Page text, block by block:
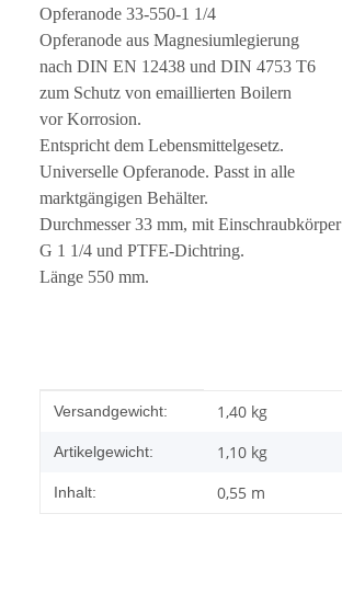
Opferanode 33-550-1 1/4
Opferanode aus Magnesiumlegierung
nach DIN EN 12438 und DIN 4753 T6
zum Schutz von emaillierten Boilern
vor Korrosion.
Entspricht dem Lebensmittelgesetz.
Universelle Opferanode. Passt in alle
marktgängigen Behälter.
Durchmesser 33 mm, mit Einschraubkörper
G 1 1/4 und PTFE-Dichtring.
Länge 550 mm.
Produkteigenschaft
Wert
Versandgewicht: 1,40 kg
Artikelgewicht: 1,10 kg
Inhalt: 0,55 m